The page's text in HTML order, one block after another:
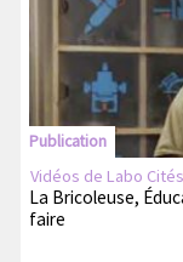
Publication
Vidéos de Labo
La Bricoleuse,
faire